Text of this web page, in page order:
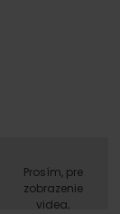
Prosím, pre
zobrazenie
videa,